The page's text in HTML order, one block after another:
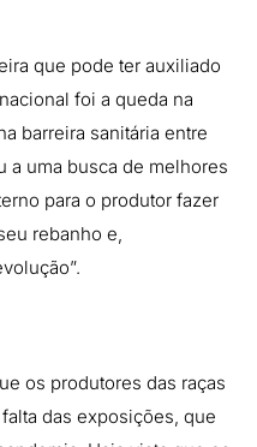
que pode ter auxiliado
foi a queda na
barreira sanitária entre
a uma busca de melhores
para o produtor fazer
rebanho e,
os produtores das raças
das exposições, que